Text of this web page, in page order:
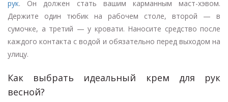
рук. Он должен стать вашим карманным маст-хэвом.
Держите один тюбик на рабочем столе, второй — в
сумочке, а третий — у кровати. Наносите средство после
каждого контакта с водой и обязательно перед выходом на
улицу.
Как выбрать идеальный крем для рук
весной?